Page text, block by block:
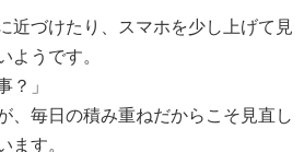
を意識しながら伸ばす考え方として
いようです。
の？」
ばすの両方をバランスよく行う方法
。たとえば、肩まわりを軽くほぐし